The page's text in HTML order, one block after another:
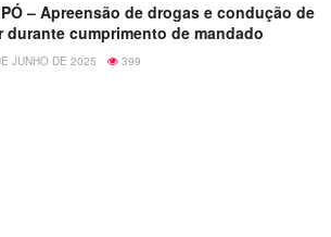
– Apreensão de drogas e condução de
durante cumprimento de mandado
JUNHO DE 2025 399